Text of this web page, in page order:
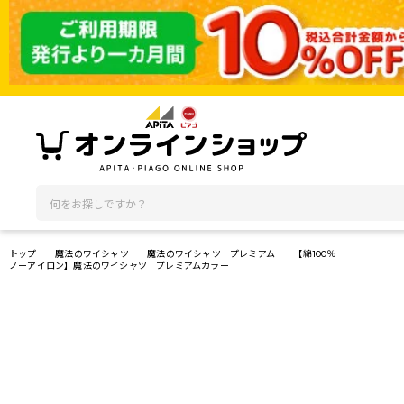
トップ 魔法のワイシャツ 魔法のワイシャツ プレミアム
【綿100％
ノーアイロン】魔法のワイシャツ プレミアムカラー